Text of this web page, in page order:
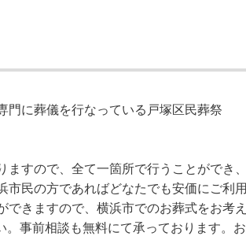
門に葬儀を行なっている戸塚区民葬祭
すので、全て一箇所で行うことができ、
市民の方であればどなたでも安価にご利用
きますので、横浜市でのお葬式をお考え
事前相談も無料にて承っております。お